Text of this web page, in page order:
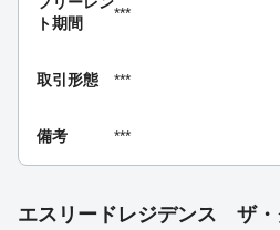
ト期間
***
取引形態 ***
備考 ***
エスリードレジデンス ザ・